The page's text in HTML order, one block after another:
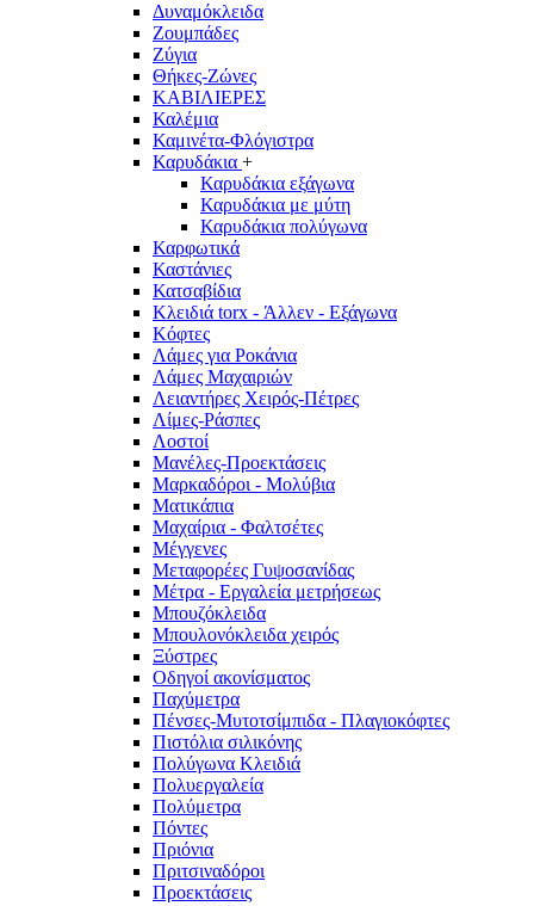
Δυναμόκλειδα
Ζουμπάδες
Ζύγια
Θήκες-Ζώνες
ΚΑΒΙΛΙΕΡΕΣ
Καλέμια
Καμινέτα-Φλόγιστρα
Καρυδάκια +
Καρυδάκια εξάγωνα
Καρυδάκια με μύτη
Καρυδάκια πολύγωνα
Καρφωτικά
Καστάνιες
Κατσαβίδια
Κλειδιά torx - Άλλεν - Εξάγωνα
Κόφτες
Λάμες για Ροκάνια
Λάμες Μαχαιριών
Λειαντήρες Χειρός-Πέτρες
Λίμες-Ράσπες
Λοστοί
Μανέλες-Προεκτάσεις
Μαρκαδόροι - Μολύβια
Ματικάπια
Μαχαίρια - Φαλτσέτες
Μέγγενες
Μεταφορέες Γυψοσανίδας
Μέτρα - Εργαλεία μετρήσεως
Μπουζόκλειδα
Μπουλονόκλειδα χειρός
Ξύστρες
Οδηγοί ακονίσματος
Παχύμετρα
Πένσες-Μυτοτσίμπιδα - Πλαγιοκόφτες
Πιστόλια σιλικόνης
Πολύγωνα Κλειδιά
Πολυεργαλεία
Πολύμετρα
Πόντες
Πριόνια
Πριτσιναδόροι
Προεκτάσεις